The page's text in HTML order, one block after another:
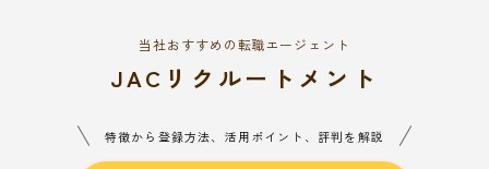
当社おすすめの転職エージェント
JACリクルートメント
特徴から登録方法、活用ポイント、評判を解説